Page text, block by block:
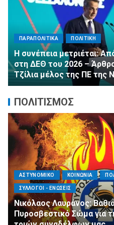
ΠΑΡΑΠΟΛΙΤΙΚΑ ΠΟΛΙΤΙΚΗ
Η συνέπεια μετριέται: Από
στη ΔΕΘ του 2026 – Άρθρο
Τζίλια μέλος της ΠΕ της
ΠΟΛΙΤΙΣΜΟΣ
ΑΣΤΥΝΟΜΙΚΟ ΚΟΙΝΩΝΙΑ
ΣΥΛΛΟΓΟΙ - ΕΝΩΣΕΙΣ
Νικόλαος Λαυράνος:
Πυροσβεστικό Σώμα για